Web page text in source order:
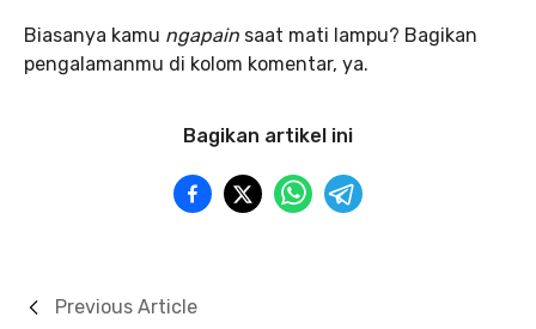
Biasanya kamu ngapain saat mati lampu? Bagikan
pengalamanmu di kolom komentar, ya.
Bagikan artikel ini
Previous Article